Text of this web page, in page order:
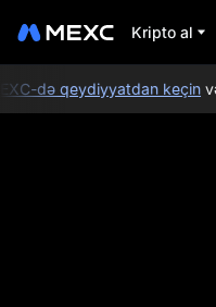
Kripto al
də qeydiyyatdan keçinvə